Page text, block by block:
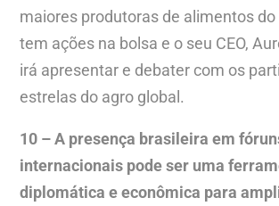
maiores produtoras de alimentos do
tem ações na bolsa e o seu CEO,
irá apresentar e debater com os
estrelas do agro global.
10 – A presença brasileira em
internacionais pode ser uma
diplomática e econômica para